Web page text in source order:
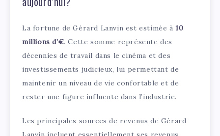
La fortune de Gérard Lanvin est estimée à10
millions d’€. Cette somme représente des
décennies de travail dans le cinéma et des
investissements judicieux, lui permettant de
maintenir un niveau de vie confortable et de
rester une figure influente dans l’industrie.
Les principales sources de revenus de Gérard